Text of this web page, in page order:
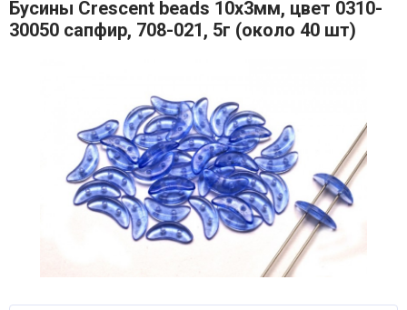
Бусины Crescent beads 10х3мм, цвет 0310-
30050 сапфир, 708-021, 5г (около 40 шт)